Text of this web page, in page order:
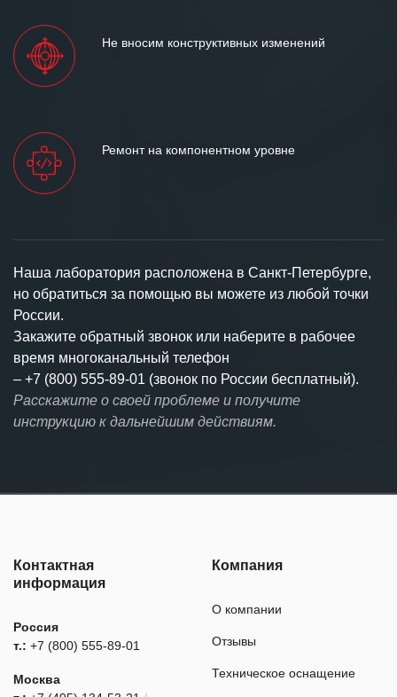
Не вносим конструктивных изменений
Ремонт на компонентном уровне
Наша лаборатория расположена в Санкт-Петербурге,
но обратиться за помощью вы можете из любой точки
России.
Закажите обратный звонок или наберите в рабочее
время многоканальный телефон
– +7 (800) 555-89-01 (звонок по России бесплатный).
Расскажите о своей проблеме и получите
инструкцию к дальнейшим действиям.
Контактная
информация
Россия
т.: +7 (800) 555-89-01
Москва
Компания
О компании
Отзывы
Техническое оснащение